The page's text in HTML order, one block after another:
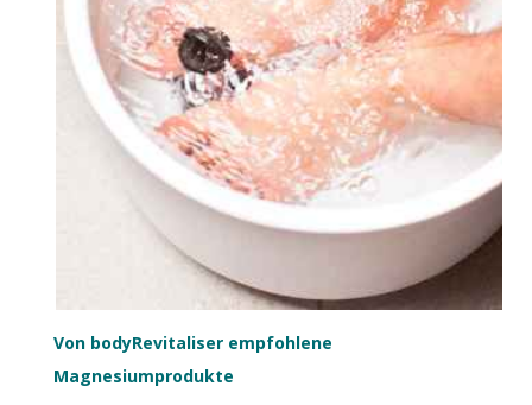
Von bodyRevitaliser empfohlene
Magnesiumprodukte